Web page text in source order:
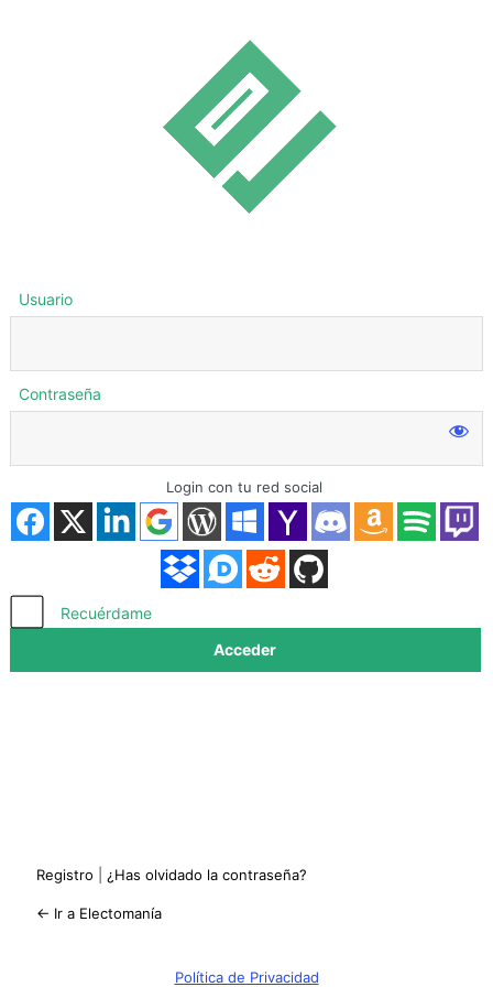
Acceder
Usuario
Contraseña
Login con tu red social
Recuérdame
Registro ¿Has olvidado la contraseña?
← Ir a Electomanía
Política de Privacidad